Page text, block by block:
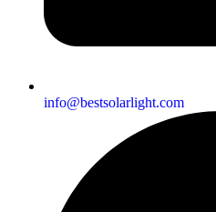
info@bestsolarlight.com